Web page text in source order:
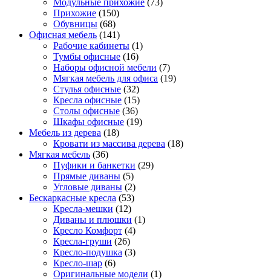
Модульные прихожие (73)
Прихожие (150)
Обувницы (68)
Офисная мебель (141)
Рабочие кабинеты (1)
Тумбы офисные (16)
Наборы офисной мебели (7)
Мягкая мебель для офиса (19)
Стулья офисные (32)
Кресла офисные (15)
Столы офисные (36)
Шкафы офисные (19)
Мебель из дерева (18)
Кровати из массива дерева (18)
Мягкая мебель (36)
Пуфики и банкетки (29)
Прямые диваны (5)
Угловые диваны (2)
Бескаркасные кресла (53)
Кресла-мешки (12)
Диваны и плюшки (1)
Кресло Комфорт (4)
Кресла-груши (26)
Кресло-подушка (3)
Кресло-шар (6)
Оригинальные модели (1)